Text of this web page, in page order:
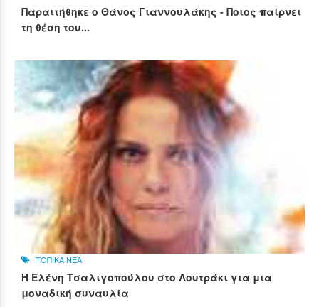
Παραιτήθηκε ο Θάνος Γιαννουλάκης - Ποιος παίρνει
τη θέση του...
ΤΟΠΙΚΑ ΝΕΑ
Η Ελένη Τσαλιγοπούλου στο Λουτράκι για μια
μοναδική συναυλία